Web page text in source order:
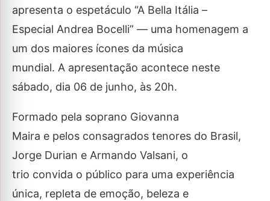
apresenta o espetáculo “A Bella Itália –
Especial Andrea Bocelli” — uma homenagem a
um dos maiores ícones da música
mundial. A apresentação acontece neste
sábado, dia 06 de junho, às 20h.
Formado pela soprano Giovanna
Maira e pelos consagrados tenores do Brasil,
Jorge Durian e Armando Valsani, o
trio convida o público para uma experiência
única, repleta de emoção, beleza e